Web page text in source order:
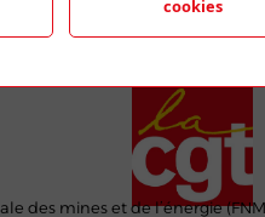
des mines et de l’énergie
cookies